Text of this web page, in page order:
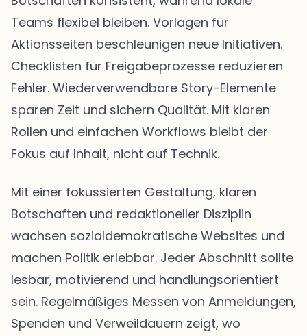
Teams flexibel bleiben. Vorlagen für
Aktionsseiten beschleunigen neue Initiativen.
Checklisten für Freigabeprozesse reduzieren
Fehler. Wiederverwendbare Story-Elemente
sparen Zeit und sichern Qualität. Mit klaren
Rollen und einfachen Workflows bleibt der
Fokus auf Inhalt, nicht auf Technik.
Mit einer fokussierten Gestaltung, klaren
Botschaften und redaktioneller Disziplin
wachsen sozialdemokratische Websites und
machen Politik erlebbar. Jeder Abschnitt sollte
lesbar, motivierend und handlungsorientiert
sein. Regelmäßiges Messen von Anmeldungen,
Spenden und Verweildauern zeigt, wo